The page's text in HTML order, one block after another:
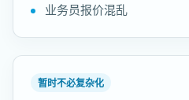
业务员报价混乱
暂时不必复杂化